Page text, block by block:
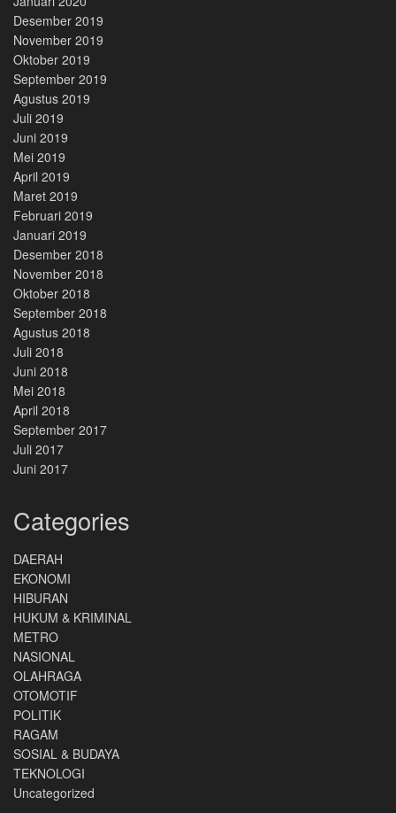
Desember 2019
November 2019
Oktober 2019
September 2019
Agustus 2019
Juli 2019
Juni 2019
Mei 2019
April 2019
Maret 2019
Februari 2019
Januari 2019
Desember 2018
November 2018
Oktober 2018
September 2018
Agustus 2018
Juli 2018
Juni 2018
Mei 2018
April 2018
September 2017
Juli 2017
Juni 2017
Categories
DAERAH
EKONOMI
HIBURAN
HUKUM & KRIMINAL
METRO
NASIONAL
OLAHRAGA
OTOMOTIF
POLITIK
RAGAM
SOSIAL & BUDAYA
TEKNOLOGI
Uncategorized